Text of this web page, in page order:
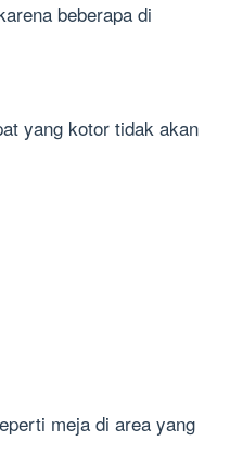
beberapa di
yang kotor tidak akan
meja di area yang